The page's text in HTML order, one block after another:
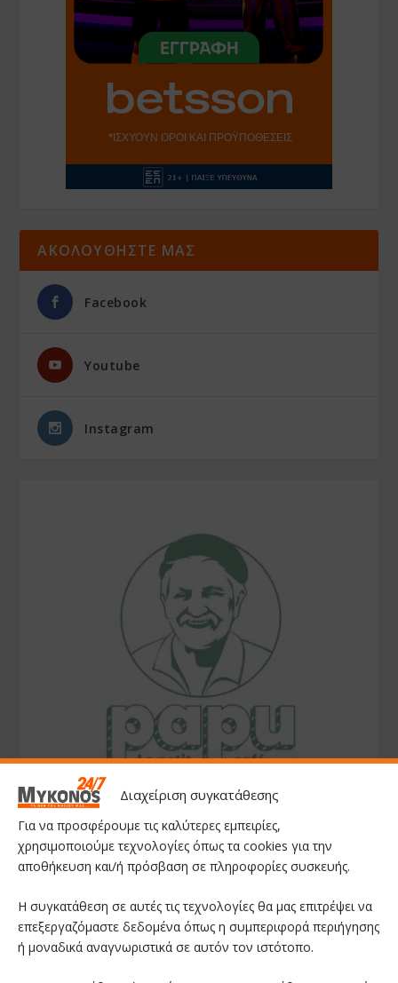
Διαχείριση συγκατάθεσης
Για να προσφέρουμε τις καλύτερες εμπειρίες,
χρησιμοποιούμε τεχνολογίες όπως τα cookies για την
αποθήκευση και/ή πρόσβαση σε πληροφορίες συσκευής.
Η συγκατάθεση σε αυτές τις τεχνολογίες θα μας επιτρέψει να
επεξεργαζόμαστε δεδομένα όπως η συμπεριφορά περιήγησης
ή μοναδικά αναγνωριστικά σε αυτόν τον ιστότοπο.
ΑΚΟΛΟΥΘΗΣΤΕ ΜΑΣ
Facebook
Youtube
Instagram